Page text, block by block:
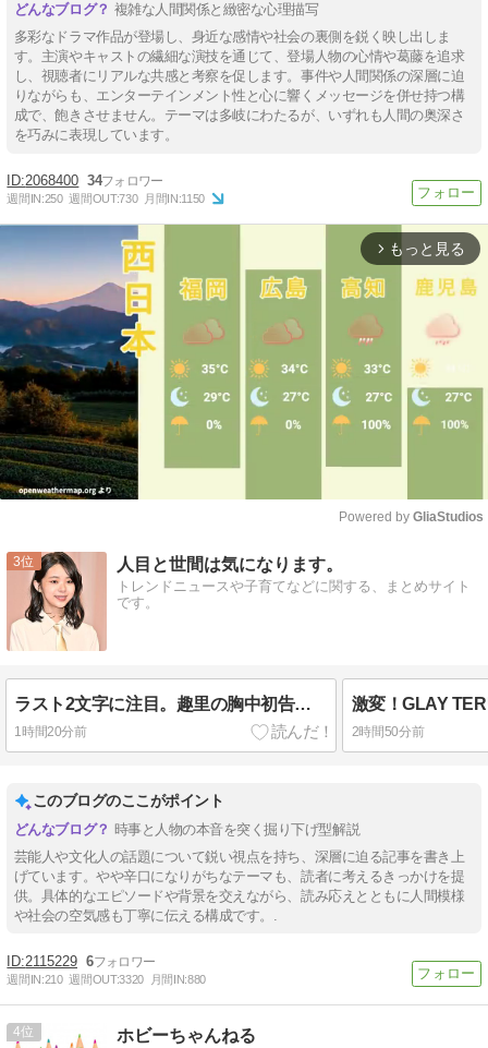
複雑な人間関係と緻密な心理描写
多彩なドラマ作品が登場し、身近な感情や社会の裏側を鋭く映し出しま
す。主演やキャストの繊細な演技を通じて、登場人物の心情や葛藤を追求
し、視聴者にリアルな共感と考察を促します。事件や人間関係の深層に迫
りながらも、エンターテインメント性と心に響くメッセージを併せ持つ構
成で、飽きさせません。テーマは多岐にわたるが、いずれも人間の奥深さ
を巧みに表現しています。
2068400 34
週間IN:250 週間OUT:730 月間IN:1150
arrow_forward_ios もっと見る
Powered by GliaStudios
3 人目と世間は気になります。
トレンドニュースや子育てなどに関する、まとめサイト
です。
ラスト2文字に注目。趣里の胸中初告白！三山凌輝が密会…※私の本音
1時間20分前 2時間50分前
このブログのここがポイント
時事と人物の本音を突く掘り下げ型解説
芸能人や文化人の話題について鋭い視点を持ち、深層に迫る記事を書き上
げています。やや辛口になりがちなテーマも、読者に考えるきっかけを提
供。具体的なエピソードや背景を交えながら、読み応えとともに人間模様
や社会の空気感も丁寧に伝える構成です。.
2115229 6
週間IN:210 週間OUT:3320 月間IN:880
4 ホビーちゃんねる